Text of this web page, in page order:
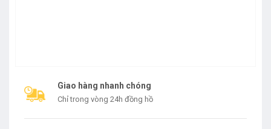
Giao hàng nhanh chóng
Chỉ trong vòng 24h đồng hồ